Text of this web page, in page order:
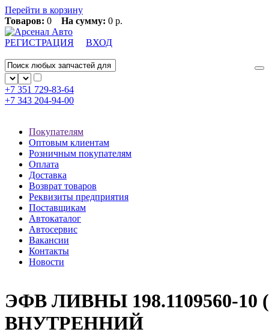
Перейти в корзину
Товаров: 0 На сумму: 0 р.
РЕГИСТРАЦИЯ ВХОД
+7 351 729-83-64
+7 343 204-94-00
Покупателям
Оптовым клиентам
Розничным покупателям
Оплата
Доставка
Возврат товаров
Реквизиты предприятия
Поставщикам
Автокаталог
Автосервис
Вакансии
Контакты
Новости
ЭФВ ЛИВНЫ 198.1109560-10
ВНУТРЕННИЙ